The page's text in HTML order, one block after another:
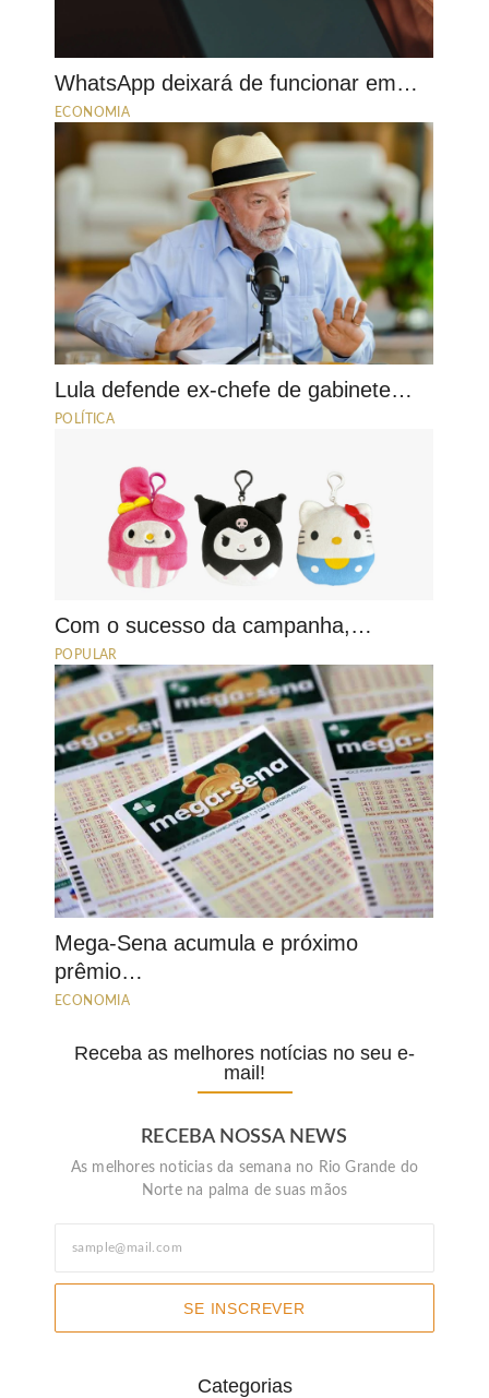
WhatsApp deixará de funcionar em…
ECONOMIA
Lula defende ex-chefe de gabinete…
POLÍTICA
Com o sucesso da campanha,…
POPULAR
Mega-Sena acumula e próximo
prêmio…
ECONOMIA
Receba as melhores notícias no seu e-
mail!
RECEBA NOSSA NEWS
As melhores noticias da semana no Rio Grande do
Norte na palma de suas mãos
SE INSCREVER
Categorias